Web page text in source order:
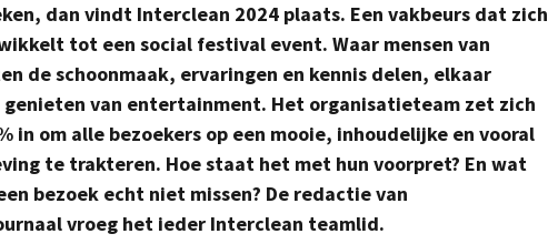
dan vindt Interclean 2024 plaats. Een vakbeurs dat zich
tot een social festival event. Waar mensen van
de schoonmaak, ervaringen en kennis delen, elkaar
van entertainment. Het organisatieteam zet zich
in om alle bezoekers op een mooie, inhoudelijke en vooral
te trakteren. Hoe staat het met hun voorpret? En wat
bezoek echt niet missen? De redactie van
vroeg het ieder Interclean teamlid.